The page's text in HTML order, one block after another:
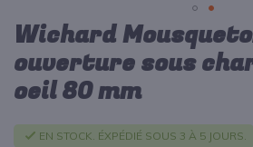
Passer
au
début
de
la
d’images
Wichard
ouverture sous
oeil 80 mm
EN STOCK. ÉXPÉDIÉ SOUS 3 À 5 JOURS.